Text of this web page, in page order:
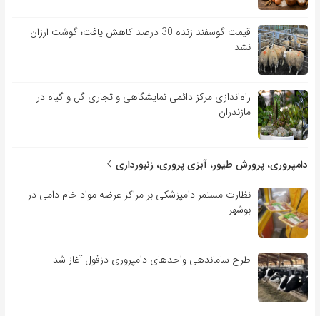
قیمت گوسفند زنده 30 درصد کاهش یافت؛ گوشت ارزان
نشد
راه‌اندازی مرکز دائمی نمایشگاهی و تجاری گل و گیاه در
مازندران
دامپروری، پرورش طیور، آبزی پروری، زنبورداری
نظارت مستمر دامپزشکی بر مراکز عرضه مواد خام دامی در
بوشهر
طرح ساماندهی واحدهای دامپروری دزفول آغاز شد